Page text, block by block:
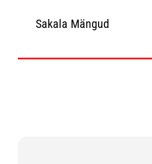
Sakala Mängud